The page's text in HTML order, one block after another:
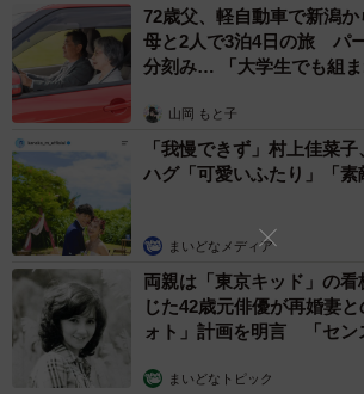
72歳父、軽自動車で新潟
母と2人で3泊4日の旅 パ
分刻み… 「大学生でも組ま
山岡 もと子
「我慢できず」村上佳菜
ハグ「可愛いふたり」「素
まいどなメディア
両親は「東京キッド」の
じた42歳元俳優が再婚妻
ォト」計画を明言 「セン
まいどなトピック